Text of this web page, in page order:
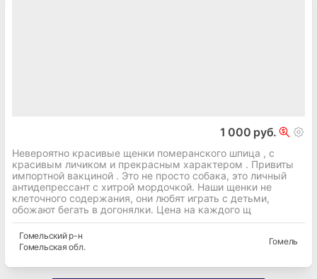
1 000 руб.
Невероятно красивые щенки померанского шпица , с
красивым личиком и прекрасным характером . Привиты
импортной вакциной . Это не просто собака, это личный
антидепрессант с хитрой мордочкой. Наши щенки не
клеточного содержания, они любят играть с детьми,
обожают бегать в догонялки. Цена на каждого щ
Гомельскийр-н
Гомельская обл.
Гомель